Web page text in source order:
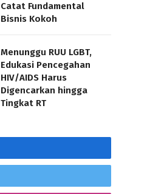
Catat Fundamental
Bisnis Kokoh
Menunggu RUU LGBT,
Edukasi Pencegahan
HIV/AIDS Harus
Digencarkan hingga
Tingkat RT